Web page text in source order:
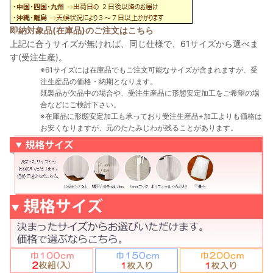
即納対象品(在庫品)のご注文はこちら
上記に合うサイズが無ければ、同じ仕様で、61サイズから選べま
す(受注生産)。
※61サイズには在庫品でもご注文可能なサイズが含まれますが、受
注生産品の価格・納期となります。
既製品が欠品中の場合や、受注生産品に形態安定加工をご希望の場
合などにご検討下さい。
※在庫品に形態安定加工も承っており受注生産品+加工よりも価格は
お安くなりますが、元のたたみじわが残ることがあります。